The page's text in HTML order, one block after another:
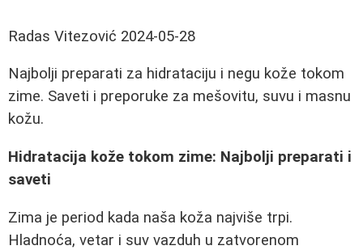
Radas Vitezović 2024-05-28
Najbolji preparati za hidrataciju i negu kože tokom
zime. Saveti i preporuke za mešovitu, suvu i masnu
kožu.
Hidratacija kože tokom zime: Najbolji preparati i
saveti
Zima je period kada naša koža najviše trpi.
Hladnoća, vetar i suv vazduh u zatvorenom